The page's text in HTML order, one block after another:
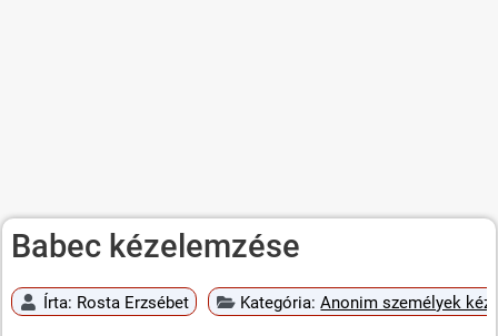
Babec kézelemzése
Írta: Rosta Erzsébet Kategória:Anonim személyek